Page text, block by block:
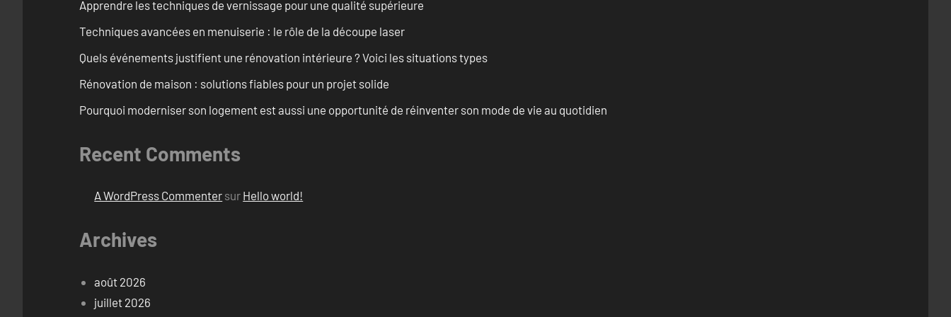
Apprendre les techniques de vernissage pour une qualité supérieure
Techniques avancées en menuiserie : le rôle de la découpe laser
Quels événements justifient une rénovation intérieure ? Voici les situations types
Rénovation de maison : solutions fiables pour un projet solide
Pourquoi moderniser son logement est aussi une opportunité de réinventer son mode de vie au quotidien
Recent Comments
A WordPress Commenter sur Hello world!
Archives
août 2026
juillet 2026